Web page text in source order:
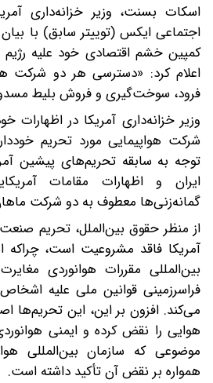
اسکات بسنت، وزیر خزانه‌داری
اجتماعی ایکس (توییتر سابق) با بیان
کمپین خشم اقتصادی خود علیه رژیم
اعلام کرد: «دسترسی هر دو شرکت
فرود، سوخت‌گیری و فروش بلیط
وزیر خزانه‌داری آمریکا در اظهارات
شرکت هواپیمایی مورد تحریم
توجه به سابقه تحریم‌های پیشین
ایران و اظهارات مقامات
گمانه‌زنی‌ها معطوف به دو شرکت
از منظر حقوق بین‌الملل، تحریم
آمریکا فاقد مشروعیت است، چراکه
بین‌المللی مقررات هوانوردی
فراسرزمینی قوانین ملی علیه
می‌کند. افزون بر این، این تحریم‌ها
هوایی را نقض کرده و ایمنی
موضوعی که سازمان بین‌المللی
همواره بر نقض آن تأکید داشته است.